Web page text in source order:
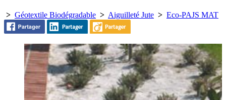
> Géotextile Biodégradable > Aiguilleté Jute > Eco-PAJS MAT